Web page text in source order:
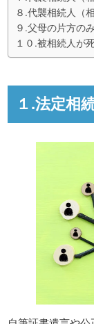
８.代襲相続人（
９.父母の片方の
１０.被相続人が
１.法定相